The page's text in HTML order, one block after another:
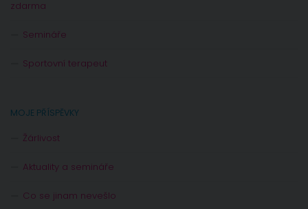
zdarma
Semináře
Sportovní terapeut
MOJE PŘÍSPĚVKY
Žárlivost
Aktuality a semináře
Co se jinam nevešlo